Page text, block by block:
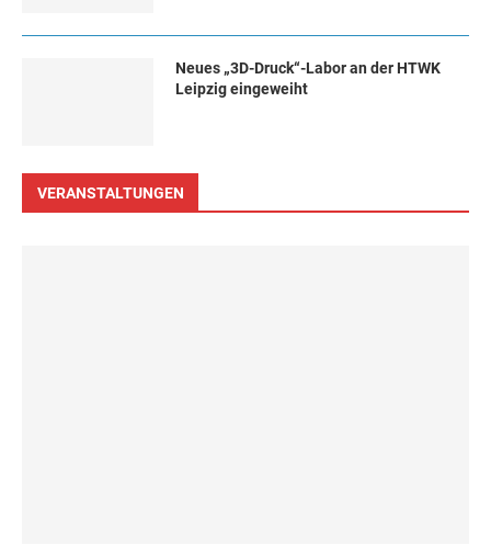
Neues „3D-Druck“-Labor an der HTWK
Leipzig eingeweiht
VERANSTALTUNGEN